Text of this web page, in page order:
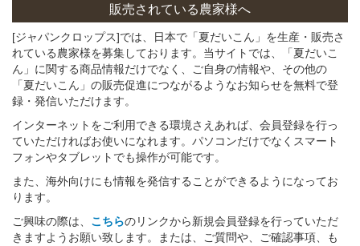
販売されている農家様へ
[ジャパンクロップス]では、日本で「夏だいこん」を生産・販売さ
れている農家様を募集しております。当サイトでは、「夏だいこ
ん」に関する商品情報だけでなく、ご自身の情報や、その他の
「夏だいこん」の販売促進につながるようなお知らせを無料で登
録・発信いただけます。
インターネットをご利用できる環境さえあれば、会員登録を行っ
ていただければお使いになれます。パソコンだけでなくスマート
フォンやタブレットでも操作が可能です。
また、海外向けにも情報を発信することができるようになってお
ります。
ご興味の際は、 こちらのリンクから新規会員登録を行っていただ
きますようお願い致します。または、ご質問や、ご確認事項、も